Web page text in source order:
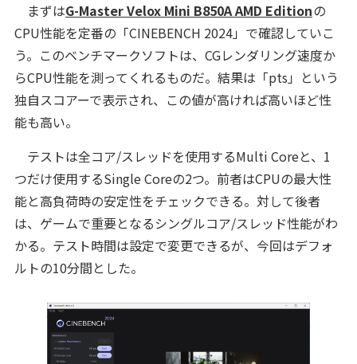
まずはG-Master Velox Mini B850A AMD Editionの
CPU性能を定番の「CINEBENCH 2024」で確認していこ
う。このベンチマークソフトは、CGレンダリング速度か
らCPU性能を測ってくれるものだ。結果は「pts」という
独自スコアーで表示され、この値が高ければ高いほど性
能も高い。
テストは全コア/スレッドを使用するMulti Coreと、1
つだけ使用するSingle Coreの2つ。前者はCPUの最大性
能と高負荷時の安定性をチェックできる。対して後者
は、ゲームで重要となるシングルコア/スレッド性能がわ
かる。テスト時間は設定で変更できるが、今回はデフォ
ルトの10分間とした。